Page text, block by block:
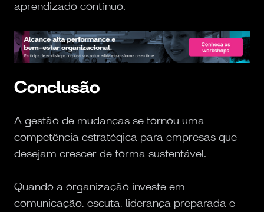
aprendizado contínuo.
Conclusão
A gestão de mudanças se tornou uma
competência estratégica para empresas que
desejam crescer de forma sustentável.
Quando a organização investe em
comunicação, escuta, liderança preparada e